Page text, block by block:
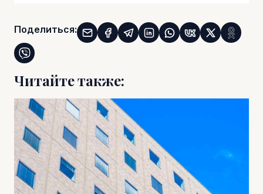
Поделиться:
Читайте также: